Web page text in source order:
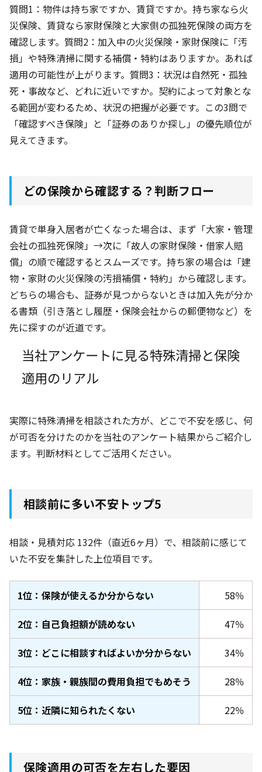
質問1：物件は持ち家ですか、賃貸ですか。持ち家なら火
災保険、賃貸なら家財保険と大家側の孤独死保険の両方を
確認します。質問2：加入中の火災保険・家財保険に「汚
損」や特殊清掃に関する補償・特約はありますか。あれば
適用の可能性が上がります。質問3：状況は自然死・孤独
死・事故など、どれに近いですか。契約によって対象とな
る範囲が変わるため、状況の把握が必要です。この3問で
「確認すべき保険」と「証券のありか探し」の優先順位が
見えてきます。
どの保険から確認する？判断フロー
賃貸で単身入居者が亡くなった場合は、まず「大家・管理
会社の孤独死保険」→次に「故人の家財保険・借家人賠
償」の順で確認するとスムーズです。持ち家の場合は「建
物・家財の火災保険の汚損補償・特約」から確認します。
どちらの場合も、証券が見つからないときは加入先が分か
る書類（引き落とし履歴・保険会社からの郵便物など）を
先に探すのが近道です。
当社アンケートに見る特殊清掃と保険
適用のリアル
実際に特殊清掃を相談された方が、どこで不安を感じ、何
が可否を分けたのかを当社のアンケート結果からご紹介し
ます。判断材料としてご活用ください。
相談前に多い不安トップ5
相談・見積対応 132件 （直近6ヶ月）で、相談前に感じて
いた不安を集計した上位項目です。
1位：保険が使えるか分からない 58％
2位：自己負担額が読めない 47％
3位：どこに相談すればよいか分からない 34％
4位：家族・親族間の費用負担でもめそう 28％
5位：近隣に知られたくない 22％
保険適用の可否を左右した要因